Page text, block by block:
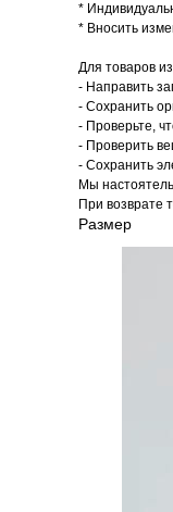
*
* Вносить
Для товаров
- Направить
- Сохранить
- Проверьте,
- Проверить
- Сохранить
Мы
При возврате
Размер